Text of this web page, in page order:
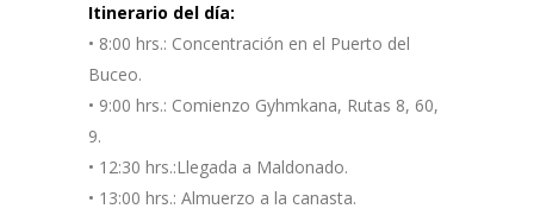
Itinerario del día:
• 8:00 hrs.: Concentración en el Puerto del
Buceo.
• 9:00 hrs.: Comienzo Gyhmkana, Rutas 8, 60,
9.
• 12:30 hrs.:Llegada a Maldonado.
• 13:00 hrs.: Almuerzo a la canasta.